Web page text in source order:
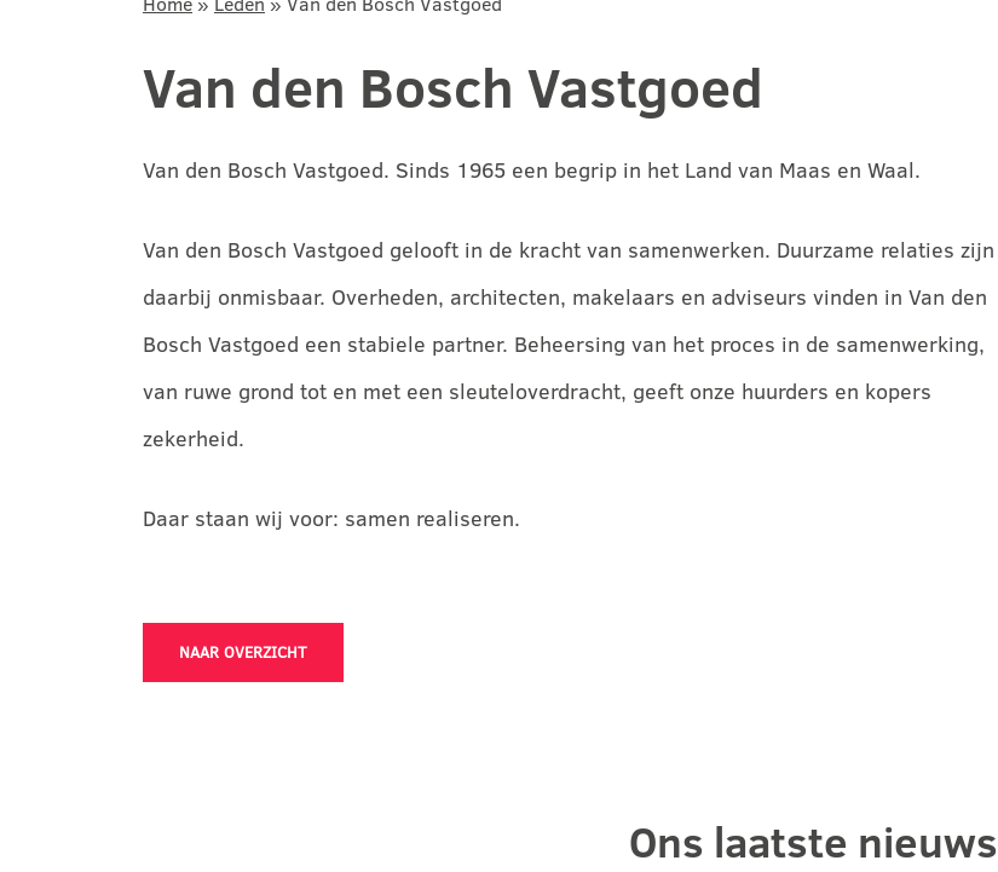
Van den Bosch Vastgoed
Van den Bosch Vastgoed. Sinds 1965 een begrip in het Land van Maas en Waal.
Van den Bosch Vastgoed gelooft in de kracht van samenwerken. Duurzame relaties zijn
daarbij onmisbaar. Overheden, architecten, makelaars en adviseurs vinden in Van den
Bosch Vastgoed een stabiele partner. Beheersing van het proces in de samenwerking,
van ruwe grond tot en met een sleuteloverdracht, geeft onze huurders en kopers
zekerheid.
Daar staan wij voor: samen realiseren.
NAAR OVERZICHT
Ons laatste nieuws